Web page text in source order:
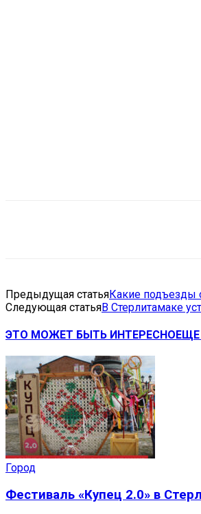
Предыдущая статьяКакие подъезды
Следующая статьяВ Стерлитамаке
ЭТО МОЖЕТ БЫТЬ ИНТЕРЕСНОЕЩЕ
Город
Фестиваль «Купец 2.0» в